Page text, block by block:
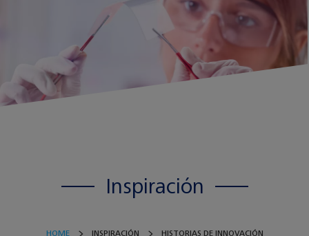
Inspiración
HOME INSPIRACIÓN HISTORIAS DE INNOVACIÓN